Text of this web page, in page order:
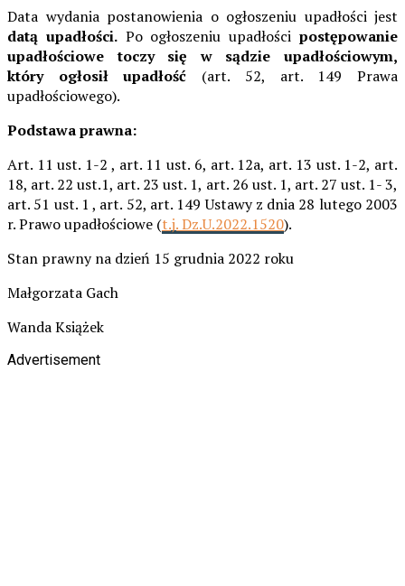
Data wydania postanowienia o ogłoszeniu upadłości jest
datą upadłości.Po ogłoszeniu upadłościpostępowanie
upadłościowe toczy się w sądzie upadłościowym,
który ogłosił upadłość (art. 52, art. 149 Prawa
upadłościowego).
Podstawa prawna:
Art. 11 ust. 1-2 , art. 11 ust. 6, art. 12a, art. 13 ust. 1-2, art.
18, art. 22 ust.1, art. 23 ust. 1, art. 26 ust. 1, art. 27 ust. 1- 3,
art. 51 ust. 1 , art. 52, art. 149 Ustawy z dnia 28 lutego 2003
r. Prawo upadłościowe (t.j. Dz.U.2022.1520).
Stan prawny na dzień 15 grudnia 2022 roku
Małgorzata Gach
Wanda Książek
Advertisement